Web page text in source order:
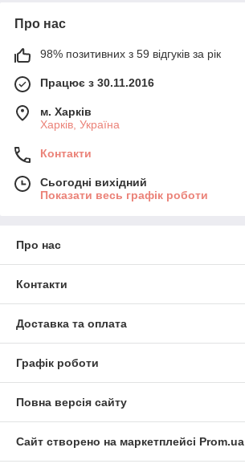
Про нас
98% позитивних з 59 відгуків за рік
Працює з 30.11.2016
м. Харків
Харків, Україна
Контакти
Сьогодні вихідний
Показати весь графік роботи
Про нас
Контакти
Доставка та оплата
Графік роботи
Повна версія сайту
Сайт створено на маркетплейсі Prom.ua